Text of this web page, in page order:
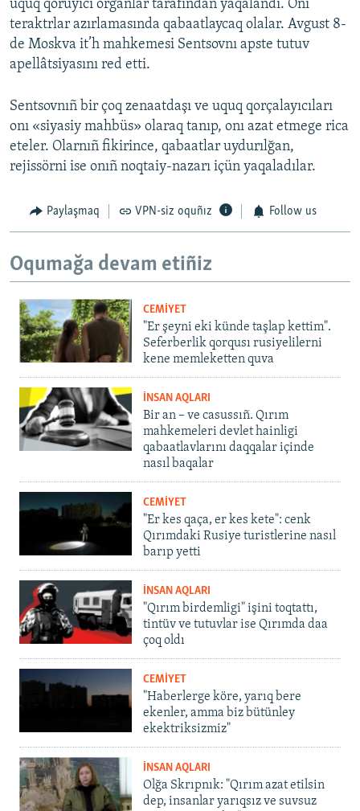
uquq qoruyıcı organlar tarafından yaqalandı. Onı
teraktrlar azırlamasında qabaatlaycaq olalar. Avgust 8-
de Moskva it’h mahkemesi Sentsovnı apste tutuv
apellâtsiyasını red etti.
Sentsovnıñ bir çoq zenaatdaşı ve uquq qorçalayıcıları
onı «siyasiy mahbüs» olaraq tanıp, onı azat etmege rica
eteler. Olarnıñ fikirince, qabaatlar uydurılğan,
rejissörni ise onıñ noqtaiy-nazarı içün yaqaladılar.
Paylaşmaq VPN-siz oquñız Follow us
Oqumağa devam etiñiz
CEMİYET
"Er şeyni eki künde taşlap kettim".
Seferberlik qorqusı rusiyelilerni
kene memleketten quva
İNSAN AQLARI
Bir an – ve casussıñ. Qırım
mahkemeleri devlet hainligi
qabaatlavlarını daqqalar içinde
nasıl baqalar
CEMİYET
"Er kes qaça, er kes kete": cenk
Qırımdaki Rusiye turistlerine nasıl
barıp yetti
İNSAN AQLARI
"Qırım birdemligi" işini toqtattı,
tintüv ve tutuvlar ise Qırımda daa
çoq oldı
CEMİYET
"Haberlerge köre, yarıq bere
ekenler, amma biz bütünley
ekektriksizmiz"
İNSAN AQLARI
Olğa Skrıpnık: "Qırım azat etilsin
dep, insanlar yarıqsız ve suvsuz